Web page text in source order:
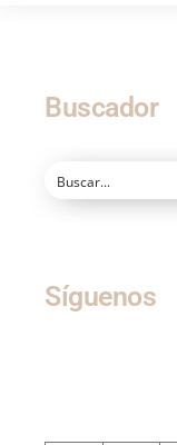
Buscador
Síguenos